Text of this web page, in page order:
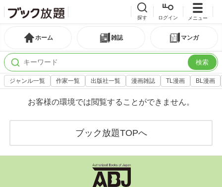
探す ログイン メニュー
ホーム 雑誌 マンガ
検索
ジャンル一覧 作家一覧 出版社一覧 漫画雑誌 TL漫画 BL漫画
お客様の環境では閲覧することができません。
ブック放題TOPへ